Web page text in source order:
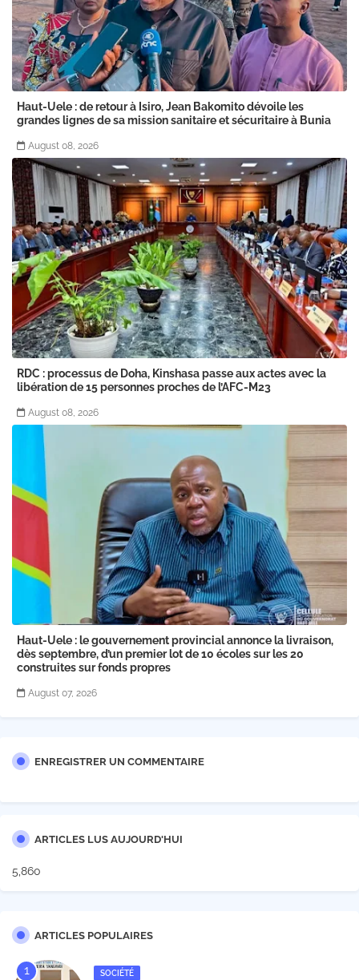
Haut-Uele : de retour à Isiro, Jean Bakomito dévoile les
grandes lignes de sa mission sanitaire et sécuritaire à Bunia
August 08, 2026
RDC : processus de Doha, Kinshasa passe aux actes avec la
libération de 15 personnes proches de l’AFC-M23
August 08, 2026
Haut-Uele : le gouvernement provincial annonce la livraison,
dès septembre, d’un premier lot de 10 écoles sur les 20
construites sur fonds propres
August 07, 2026
ENREGISTRER UN COMMENTAIRE
ARTICLES LUS AUJOURD'HUI
5,860
ARTICLES POPULAIRES
SOCIÉTÉ